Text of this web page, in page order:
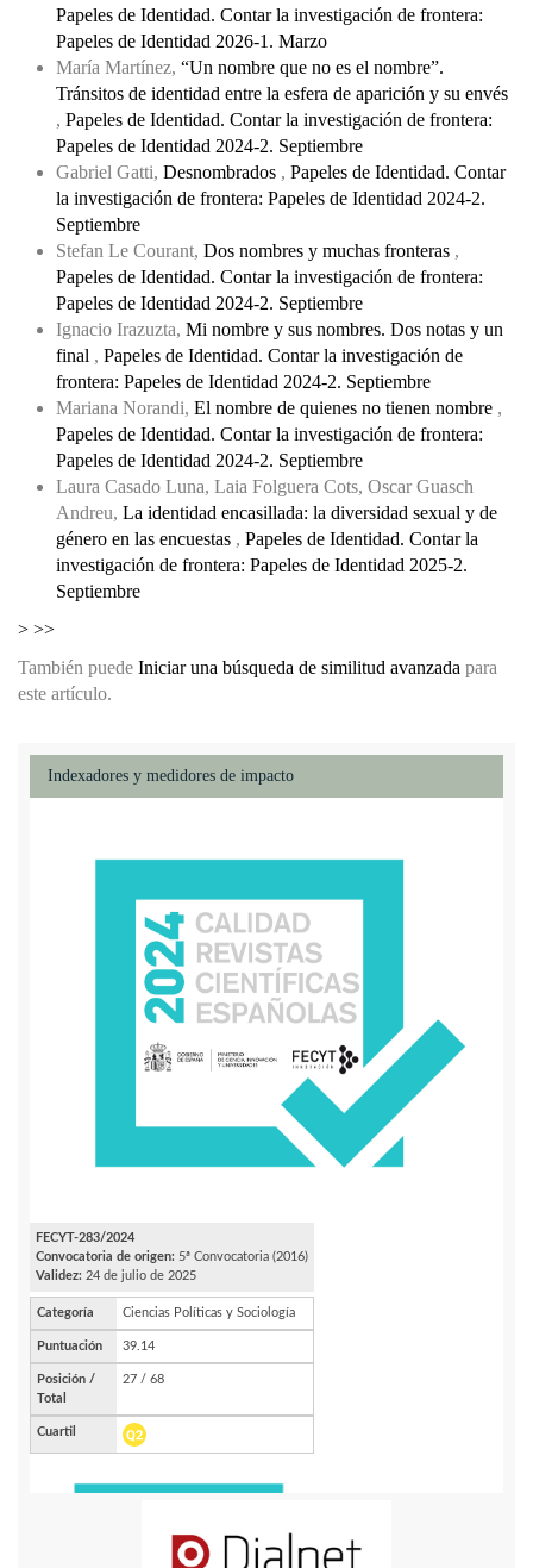
Papeles de Identidad. Contar la investigación de frontera:
Papeles de Identidad 2026-1. Marzo
María Martínez, “Un nombre que no es el nombre”.
Tránsitos de identidad entre la esfera de aparición y su envés
, Papeles de Identidad. Contar la investigación de frontera:
Papeles de Identidad 2024-2. Septiembre
Gabriel Gatti, Desnombrados , Papeles de Identidad. Contar
la investigación de frontera: Papeles de Identidad 2024-2.
Septiembre
Stefan Le Courant, Dos nombres y muchas fronteras ,
Papeles de Identidad. Contar la investigación de frontera:
Papeles de Identidad 2024-2. Septiembre
Ignacio Irazuzta, Mi nombre y sus nombres. Dos notas y un
final , Papeles de Identidad. Contar la investigación de
frontera: Papeles de Identidad 2024-2. Septiembre
Mariana Norandi, El nombre de quienes no tienen nombre ,
Papeles de Identidad. Contar la investigación de frontera:
Papeles de Identidad 2024-2. Septiembre
Laura Casado Luna, Laia Folguera Cots, Oscar Guasch
Andreu, La identidad encasillada: la diversidad sexual y de
género en las encuestas , Papeles de Identidad. Contar la
investigación de frontera: Papeles de Identidad 2025-2.
Septiembre
> >>
También puede Iniciar una búsqueda de similitud avanzada para
este artículo.
Indexadores y medidores de impacto